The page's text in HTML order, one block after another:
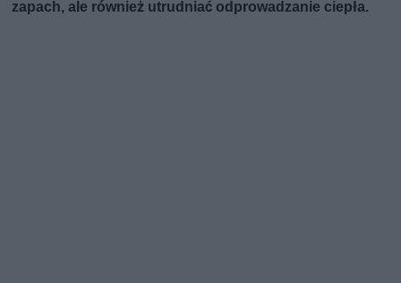
zapach, ale również utrudniać odprowadzanie ciepła.